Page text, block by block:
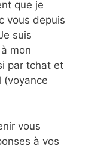
que je
vous depuis
suis
mon
par tchat et
(voyance
vous
à vos